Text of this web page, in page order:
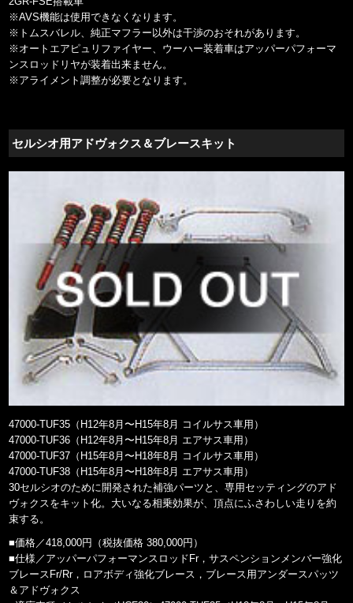
※AVS機能は使用できなくなります。
※トムスバレル、純正マフラー以外は干渉のおそれがあります。
※オートエアピュリファイヤー、ウーハー装着車はアッパーパフォーマ
ンスロッドリヤが装着出来ません。
※アライメント調整が必要となります。
セルシオ用アドヴォクス＆ブレースキット
47000-TUF35（H12年8月〜H15年8月 コイルサス車用）
47000-TUF36（H12年8月〜H15年8月 エアサス車用）
47000-TUF37（H15年8月〜H18年8月 コイルサス車用）
47000-TUF38（H15年8月〜H18年8月 エアサス車用）
30セルシオのために開発された補強パーツと、専用セッティングのアド
ヴォクスをキット化。大いなる相乗効果が、頂点にふさわしい走りを約
束する。
■価格／418,000円（税抜価格 380,000円）
■仕様／アッパーパフォーマンスロッドFr，サスペンションメンバー強化
ブレースFr/Rr，ロアボディ強化ブレース，ブレース用アンダースパッツ
＆アドヴォクス